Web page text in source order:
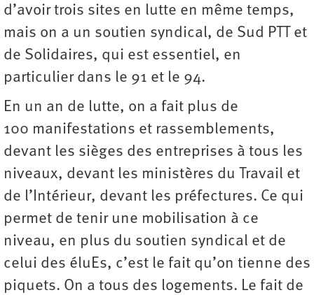
d’avoir trois sites en lutte en même temps,
mais on a un soutien syndical, de Sud PTT et
de Solidaires, qui est essentiel, en
particulier dans le 91 et le 94.
En un an de lutte, on a fait plus de
100 manifestations et rassemblements,
devant les sièges des entreprises à tous les
niveaux, devant les ministères du Travail et
de l’Intérieur, devant les préfectures. Ce qui
permet de tenir une mobilisation à ce
niveau, en plus du soutien syndical et de
celui des éluEs, c’est le fait qu’on tienne des
piquets. On a tous des logements. Le fait de